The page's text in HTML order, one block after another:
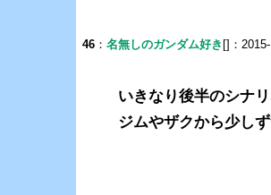
46 ： 名無しのガンダム好き []：
いきなり後半のシナ
ジムやザクから少し